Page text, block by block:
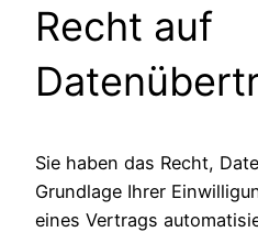
Recht auf
Sie haben das Recht,
Grundlage Ihrer
eines Vertrags